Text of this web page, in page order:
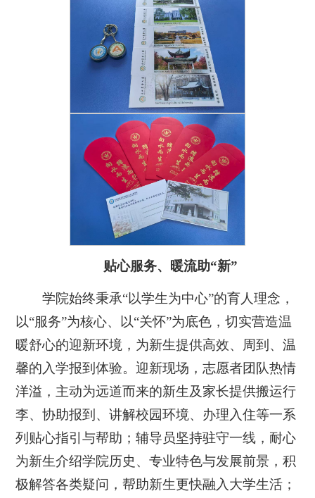
贴心服务、暖流助“新”
学院始终秉承“以学生为中心”的育人理念，
以“服务”为核心、以“关怀”为底色，切实营造温
暖舒心的迎新环境，为新生提供高效、周到、温
馨的入学报到体验。迎新现场，志愿者团队热情
洋溢，主动为远道而来的新生及家长提供搬运行
李、协助报到、讲解校园环境、办理入住等一系
列贴心指引与帮助；辅导员坚持驻守一线，耐心
为新生介绍学院历史、专业特色与发展前景，积
极解答各类疑问，帮助新生更快融入大学生活；